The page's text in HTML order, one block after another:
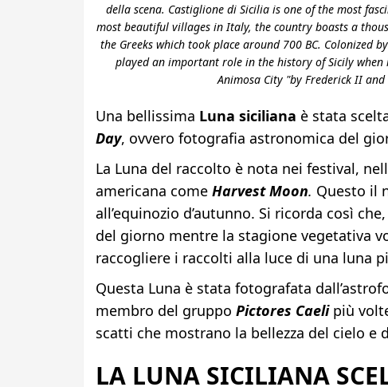
della scena. Castiglione di Sicilia is one of the most
most beautiful villages in Italy, the country boasts a
the Greeks which took place around 700 BC. Colonized
played an important role in the history of Sicily
Animosa City "by Frederick II
Una bellissima Luna siciliana è stata
Day, ovvero fotografia astronomica del
La Luna del raccolto è nota nei festival,
americana come Harvest Moon. Questo il
all’equinozio d’autunno. Si ricorda così
del giorno mentre la stagione vegetativa
raccogliere i raccolti alla luce di una luna
Questa Luna è stata fotografata
membro del gruppo Pictores Caelipiù
scatti che mostrano la bellezza del cielo e
LA LUNA SICILIANA